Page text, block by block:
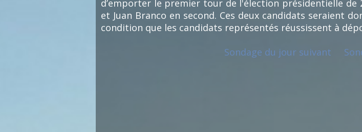
d’emporter le premier tour de l'élection présidentielle de
et Juan Branco en second. Ces deux candidats seraient
condition que les candidats représentés réussissent à
Sondage du jour suivant